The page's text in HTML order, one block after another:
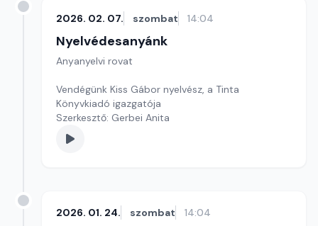
2026. 02. 07. szombat 14:04
Nyelvédesanyánk
Anyanyelvi rovat
Vendégünk Kiss Gábor nyelvész, a Tinta
Könyvkiadó igazgatója
Szerkesztő: Gerbei Anita
2026. 01. 24. szombat 14:04